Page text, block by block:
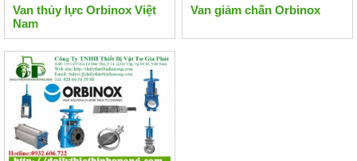
Van thủy lực Orbinox Việt
Nam
Van giảm chấn Orbinox